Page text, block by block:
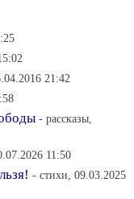
21:42
- рассказы,
11:50
- стихи, 09.03.2025